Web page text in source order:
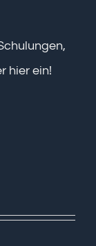
hier ein!